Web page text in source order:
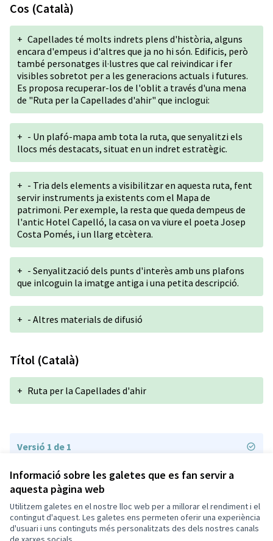
Informació sobre les galetes que es fan servir a
aquesta pàgina web
Utilitzem galetes en el nostre lloc web per a millorar el rendiment i el
contingut d'aquest. Les galetes ens permeten oferir una experiència
d'usuari i uns continguts més personalitzats des dels nostres canals
Cos (Català)
+ Capellades té molts indrets plens d'història, alguns
encara d'empeus i d'altres que ja no hi són. Edificis, però
també personatges il·lustres que cal reivindicar i fer
visibles sobretot per a les generacions actuals i futures.
Es proposa recuperar-los de l'oblit a través d'una mena
de "Ruta per la Capellades d'ahir" que inclogui:
+ - Un plafó-mapa amb tota la ruta, que senyalitzi els
llocs més destacats, situat en un indret estratègic.
+ - Tria dels elements a visibilitzar en aquesta ruta, fent
servir instruments ja existents com el Mapa de
patrimoni. Per exemple, la resta que queda dempeus de
l'antic Hotel Capelló, la casa on va viure el poeta Josep
Costa Pomés, i un llarg etcètera.
+ - Senyalització dels punts d'interès amb uns plafons
que inlcoguin la imatge antiga i una petita descripció.
+ - Altres materials de difusió
Títol (Català)
+ Ruta per la Capellades d'ahir
Versió 1 de 1
Termes i condicions d'ús
Configuració de les galetes
Capellades a X
(Enllaç extern)
Capellades a Facebook
(Enllaç extern)
Triar la llenguaElegir el idioma